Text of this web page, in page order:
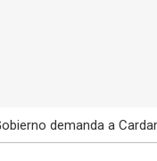
demanda a